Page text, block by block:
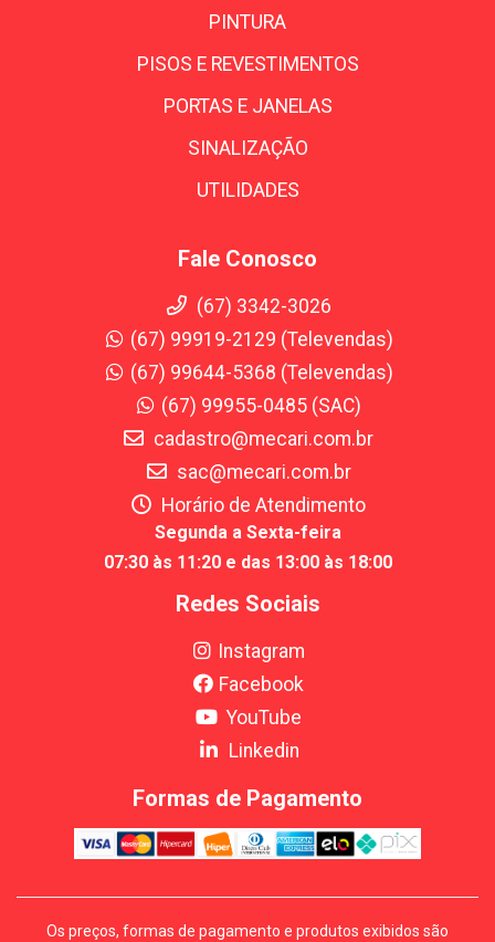
PINTURA
PISOS E REVESTIMENTOS
PORTAS E JANELAS
SINALIZAÇÃO
UTILIDADES
Fale Conosco
(67) 3342-3026
(67) 99919-2129 (Televendas)
(67) 99644-5368 (Televendas)
(67) 99955-0485 (SAC)
cadastro@mecari.com.br
sac@mecari.com.br
Horário de Atendimento
Segunda a Sexta-feira
07:30 às 11:20 e das 13:00 às 18:00
Redes Sociais
Instagram
Facebook
YouTube
Linkedin
Formas de Pagamento
Os preços, formas de pagamento e produtos exibidos são